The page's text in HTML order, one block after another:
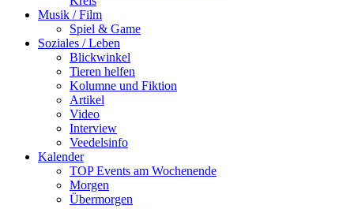
Musik / Film
Spiel & Game
Soziales / Leben
Blickwinkel
Tieren helfen
Kolumne und Fiktion
Artikel
Video
Interview
Veedelsinfo
Kalender
TOP Events am Wochenende
Morgen
Übermorgen